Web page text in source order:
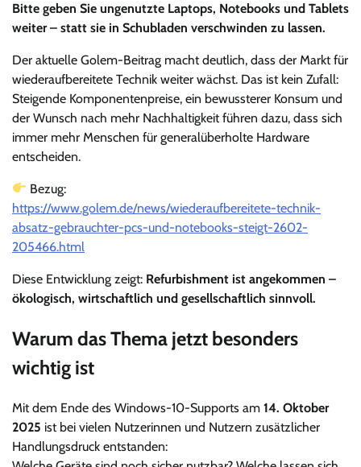
Bitte geben Sie ungenutzte Laptops, Notebooks und Tablets
weiter – statt sie in Schubladen verschwinden zu lassen.
Der aktuelle Golem-Beitrag macht deutlich, dass der Markt für
wiederaufbereitete Technik weiter wächst. Das ist kein Zufall:
Steigende Komponentenpreise, ein bewussterer Konsum und
der Wunsch nach mehr Nachhaltigkeit führen dazu, dass sich
immer mehr Menschen für generalüberholte Hardware
entscheiden.
Bezug:
https://www.golem.de/news/wiederaufbereitete-technik-
absatz-gebrauchter-pcs-und-notebooks-steigt-2602-
205466.html
Diese Entwicklung zeigt: Refurbishment ist angekommen –
ökologisch, wirtschaftlich und gesellschaftlich sinnvoll.
Warum das Thema jetzt besonders
wichtig ist
Mit dem Ende des Windows-10-Supports am 14. Oktober
2025 ist bei vielen Nutzerinnen und Nutzern zusätzlicher
Handlungsdruck entstanden: